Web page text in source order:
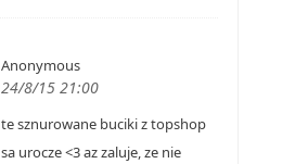
Anonymous
24/8/15 21:00
te sznurowane buciki z topshop
sa urocze <3 az zaluje, ze nie